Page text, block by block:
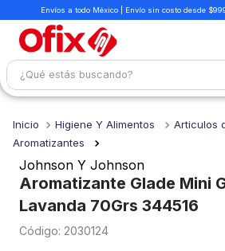
Envíos a todo México | Envío sin costo desde
¿Qué estás buscando?
Higiene Y Alimentos
Articulos
Aromatizantes
Johnson Y Johnson
Aromatizante Glade Mini
Lavanda 70Grs 344516
: 2030124
1.
mochilas
2
libretas
3.
cuaderno
4.
cuadernos
colores